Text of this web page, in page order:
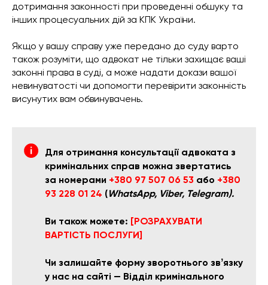
дотримання законності при проведенні обшуку та
інших процесуальних дій за КПК України.
Якщо у вашу справу уже передано до суду варто
також розуміти, що адвокат не тільки захищає ваші
законні права в суді, а може надати докази вашої
невинуватості чи допомогти перевірити законність
висунутих вам обвинувачень.
Для отримання консультації адвоката з
кримінальних справ можна звертатись
за номерами +380 97 507 06 53 або +380
93 228 01 24 (WhatsApp, Viber, Telegram).
Ви також можете: [РОЗРАХУВАТИ
ВАРТІСТЬ ПОСЛУГИ]
Чи залишайте форму зворотнього звʼязку
у нас на сайті — Відділ кримінального